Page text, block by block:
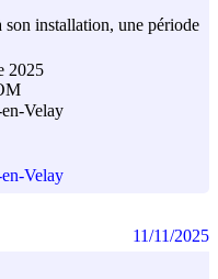
son installation, une période
2025
Velay
Velay
11/11/2025